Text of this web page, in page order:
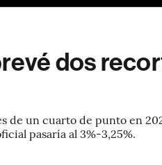
dos
de un cuarto de punto en
pasaría al 3%-3,25%.